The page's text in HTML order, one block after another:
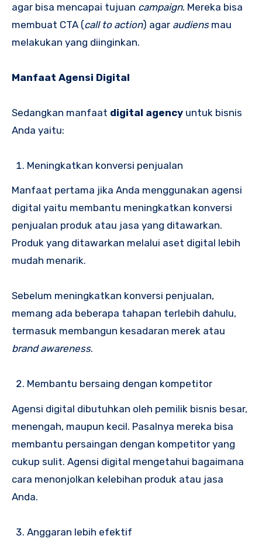
agar bisa mencapai tujuan campaign. Mereka bisa
membuat CTA (call to action) agar audiens mau
melakukan yang diinginkan.
Manfaat Agensi Digital
Sedangkan manfaat digital agency untuk bisnis
Anda yaitu:
Meningkatkan konversi penjualan
Manfaat pertama jika Anda menggunakan agensi
digital yaitu membantu meningkatkan konversi
penjualan produk atau jasa yang ditawarkan.
Produk yang ditawarkan melalui aset digital lebih
mudah menarik.
Sebelum meningkatkan konversi penjualan,
memang ada beberapa tahapan terlebih dahulu,
termasuk membangun kesadaran merek atau
brand awareness.
Membantu bersaing dengan kompetitor
Agensi digital dibutuhkan oleh pemilik bisnis besar,
menengah, maupun kecil. Pasalnya mereka bisa
membantu persaingan dengan kompetitor yang
cukup sulit. Agensi digital mengetahui bagaimana
cara menonjolkan kelebihan produk atau jasa
Anda.
Anggaran lebih efektif